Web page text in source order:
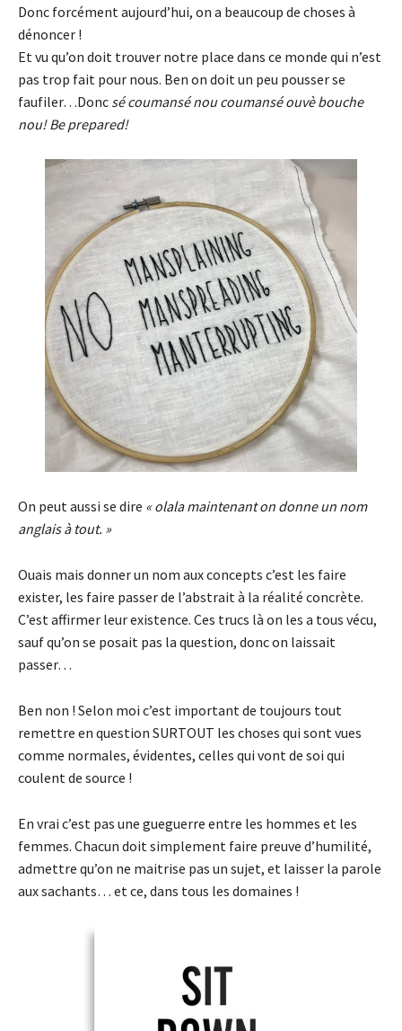
Donc forcément aujourd’hui, on a beaucoup de choses à
dénoncer !
Et vu qu’on doit trouver notre place dans ce monde qui n’est
pas trop fait pour nous. Ben on doit un peu pousser se
faufiler…Donc sé coumansé nou coumansé ouvè bouche
nou! Be prepared!
On peut aussi se dire « olala maintenant on donne un nom
anglais à tout. »
Ouais mais donner un nom aux concepts c’est les faire
exister, les faire passer de l’abstrait à la réalité concrète.
C’est affirmer leur existence. Ces trucs là on les a tous vécu,
sauf qu’on se posait pas la question, donc on laissait
passer…
Ben non ! Selon moi c’est important de toujours tout
remettre en question SURTOUT les choses qui sont vues
comme normales, évidentes, celles qui vont de soi qui
coulent de source !
En vrai c’est pas une gueguerre entre les hommes et les
femmes. Chacun doit simplement faire preuve d’humilité,
admettre qu’on ne maitrise pas un sujet, et laisser la parole
aux sachants… et ce, dans tous les domaines !